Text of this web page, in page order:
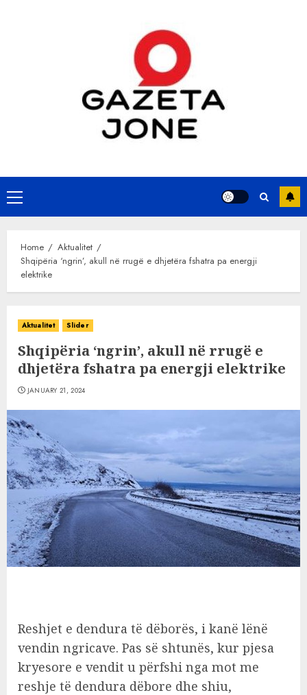
Primary
Menu
Home
Aktualitet
Shqipëria ‘ngrin’, akull në rrugë e dhjetëra fshatra pa energji
elektrike
Aktualitet Slider
Shqipëria ‘ngrin’, akull në rrugë e
dhjetëra fshatra pa energji elektrike
JANUARY 21, 2024
Reshjet e dendura të dëborës, i kanë lënë
vendin ngricave. Pas së shtunës, kur pjesa
kryesore e vendit u përfshi nga mot me
reshje të dendura dëbore dhe shiu,